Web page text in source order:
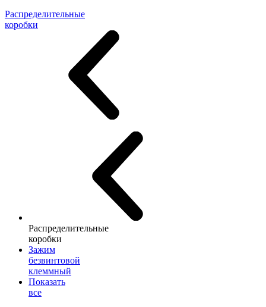
Распределительные
коробки
Распределительные
коробки
Зажим
безвинтовой
клеммный
Показать
все